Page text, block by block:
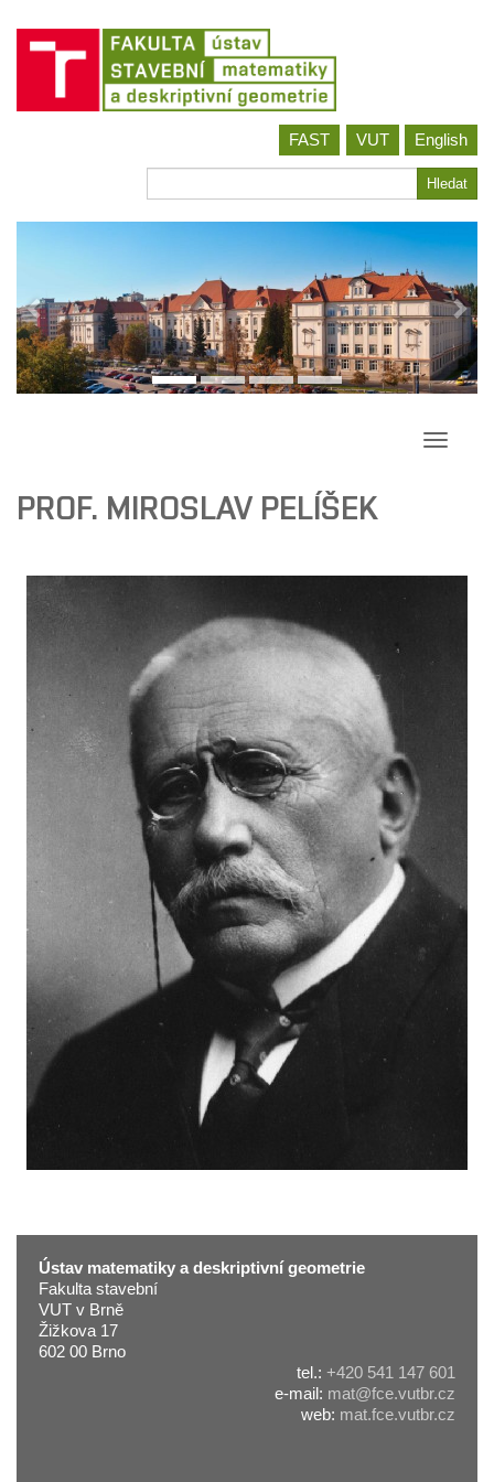
FAST VUT
English
Hledat
PROF. MIROSLAV PELÍŠEK
Ústav matematiky a deskriptivní geometrie
Fakulta stavební
VUT v Brně
Žižkova 17
602 00 Brno
tel.: +420 541 147 601
e-mail: mat@fce.vutbr.cz
web: mat.fce.vutbr.cz